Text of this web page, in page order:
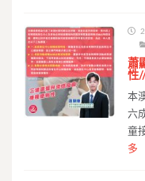
蕭
性
本
六
童
多